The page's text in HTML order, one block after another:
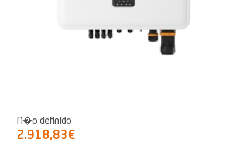
N�o definido
2.918,83€